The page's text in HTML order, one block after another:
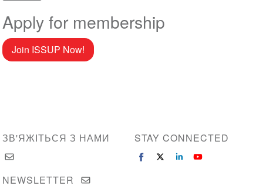
Apply for membership
Join ISSUP Now!
ЗВ'ЯЖІТЬСЯ З НАМИ STAY CONNECTED
NEWSLETTER